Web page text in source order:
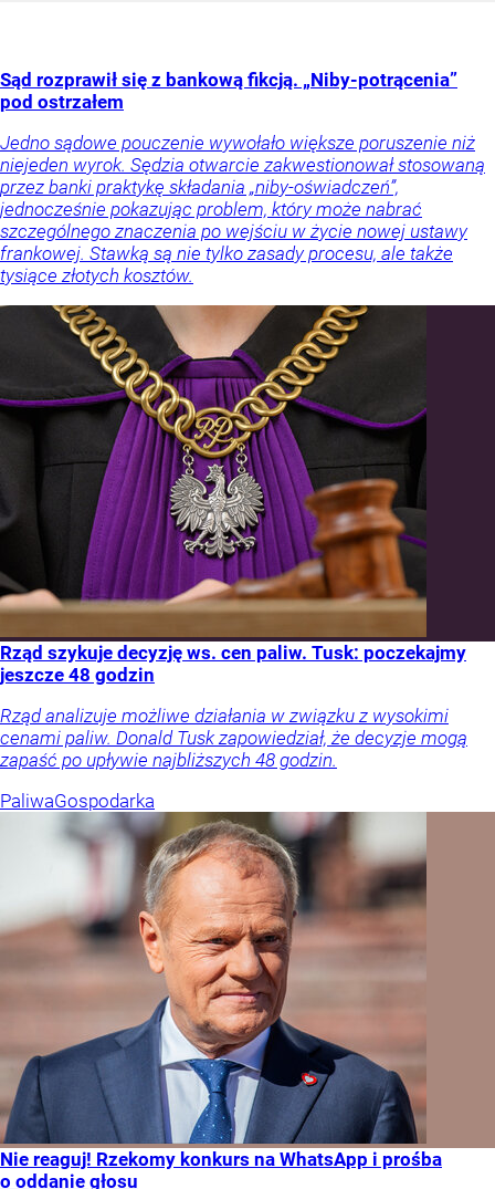
Sąd rozprawił się z bankową fikcją. „Niby-potrącenia”
pod ostrzałem
Jedno sądowe pouczenie wywołało większe poruszenie niż
niejeden wyrok. Sędzia otwarcie zakwestionował stosowaną
przez banki praktykę składania „niby-oświadczeń”,
jednocześnie pokazując problem, który może nabrać
szczególnego znaczenia po wejściu w życie nowej ustawy
frankowej. Stawką są nie tylko zasady procesu, ale także
tysiące złotych kosztów.
Rząd szykuje decyzję ws. cen paliw. Tusk: poczekajmy
jeszcze 48 godzin
Rząd analizuje możliwe działania w związku z wysokimi
cenami paliw. Donald Tusk zapowiedział, że decyzje mogą
zapaść po upływie najbliższych 48 godzin.
PaliwaGospodarka
Nie reaguj! Rzekomy konkurs na WhatsApp i prośba
o oddanie głosu